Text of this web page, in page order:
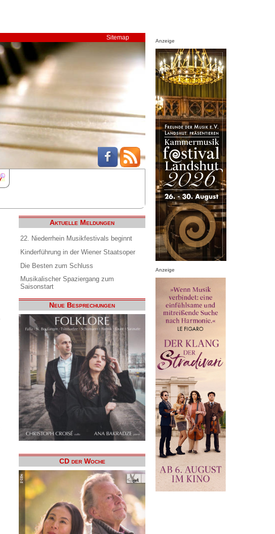
Sitemap
Aktuelle Meldungen
22. Niederrhein Musikfestivals beginnt
Kinderführung in der Wiener Staatsoper
Die Besten zum Schluss
Musikalischer Spaziergang zum
Saisonstart
Neue Besprechungen
CD der Woche
Anzeige
Anzeige